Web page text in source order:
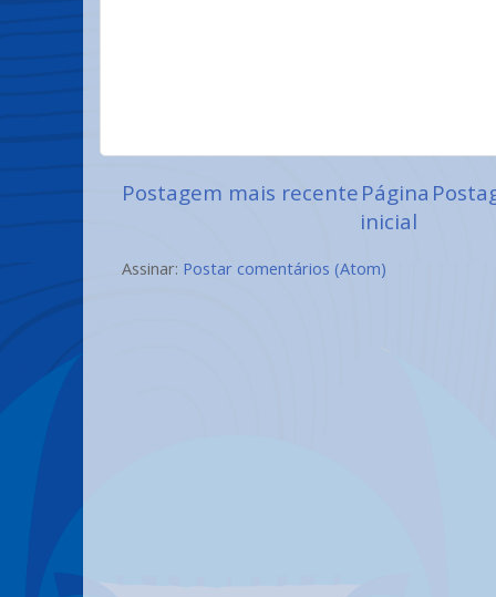
Postagem mais recentePágina
inicial
Assinar: Postar comentários (Atom)